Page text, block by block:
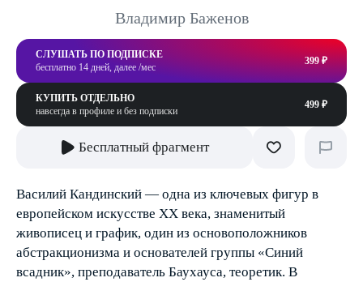
Владимир Баженов
СЛУШАТЬ ПО ПОДПИСКЕ
бесплатно 14 дней, далее /мес
399 ₽
КУПИТЬ ОТДЕЛЬНО
навсегда в профиле и без подписки
499 ₽
Бесплатный фрагмент
Василий Кандинский — одна из ключевых фигур в
европейском искусстве XX века, знаменитый
живописец и график, один из основоположников
абстракционизма и основателей группы «Синий
всадник», преподаватель Баухауса, теоретик. В